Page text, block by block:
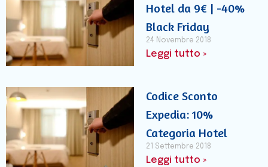
Hotel da 9€ | -40%
Black Friday
24 Novembre 2018
Leggi tutto »
Codice Sconto
Expedia: 10%
Categoria Hotel
21 Settembre 2018
Leggi tutto »